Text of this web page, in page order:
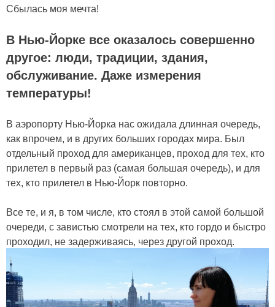
Сбылась моя мечта!
В Нью-Йорке все оказалось совершенно
другое: люди, традиции, здания,
обслуживание. Даже измерения
температуры!
В аэропорту Нью-Йорка нас ожидала длинная очередь,
как впрочем, и в других больших городах мира. Был
отдельный проход для американцев, проход для тех, кто
прилетел в первый раз (самая большая очередь), и для
тех, кто прилетел в Нью-Йорк повторно.
Все те, и я, в том числе, кто стоял в этой самой большой
очереди, с завистью смотрели на тех, кто гордо и быстро
проходил, не задерживаясь, через другой проход.